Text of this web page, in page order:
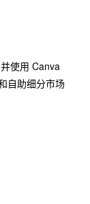
使用 Canva
自助细分市场